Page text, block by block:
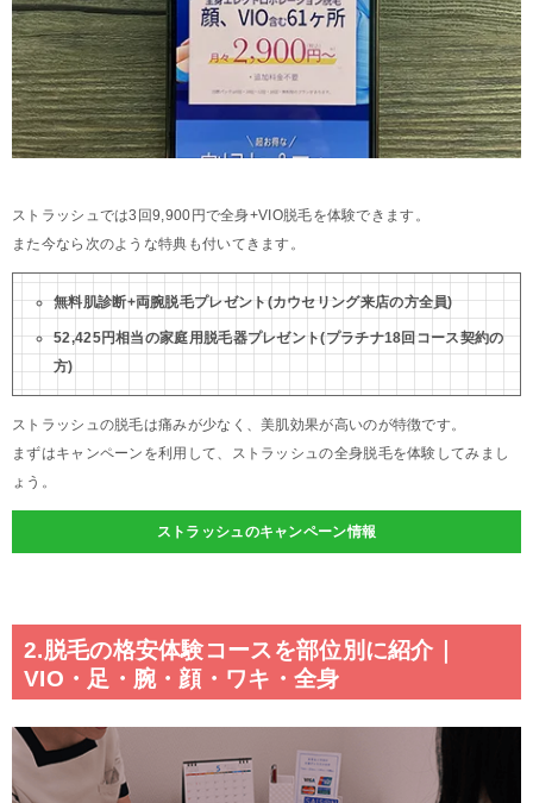
ストラッシュでは3回9,900円で全身+VIO脱毛を体験できます。
また今なら次のような特典も付いてきます。
無料肌診断+両腕脱毛プレゼント(カウセリング来店の方全員)
52,425円相当の家庭用脱毛器プレゼント(プラチナ18回コース契約の
方)
ストラッシュの脱毛は痛みが少なく、美肌効果が高いのが特徴です。
まずはキャンペーンを利用して、ストラッシュの全身脱毛を体験してみまし
ょう。
ストラッシュのキャンペーン情報
2.脱毛の格安体験コースを部位別に紹介｜
VIO・足・腕・顔・ワキ・全身